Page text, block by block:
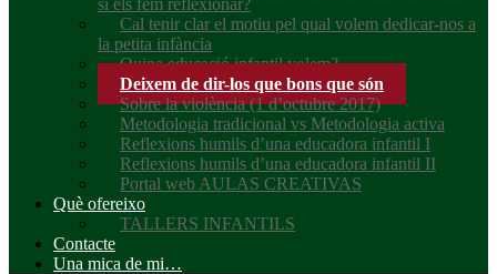
si els fem reflexionar?
Cal tenir clar el motiu pel qual volem dedicar-nos a
la petita infància
Quina educació infantil volem?
Deixem de dir-los que bons que són
Sobre la violència (1 d’octubre 2017)
Metodologia tradicional vs Metodologia activa
Reflexions humils d’una educadora infantil I
Reflexions humils d’una educadora infantil II
Portal web AULAS CREATIVAS
Què ofereixo
TALLERS INFANTILS
Contacte
Una mica de mi…